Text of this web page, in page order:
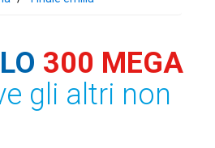
300 MEGA
gli altri non